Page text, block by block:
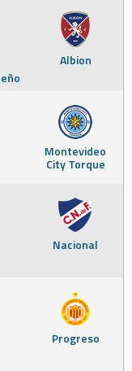
Albion
Montevideo
City Torque
Nacional
Progreso